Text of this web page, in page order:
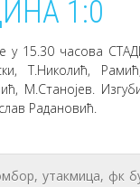
1:0
15.30 часова
Т.Николић,
М.Станојев.
Радановић.
, утакмица, фк